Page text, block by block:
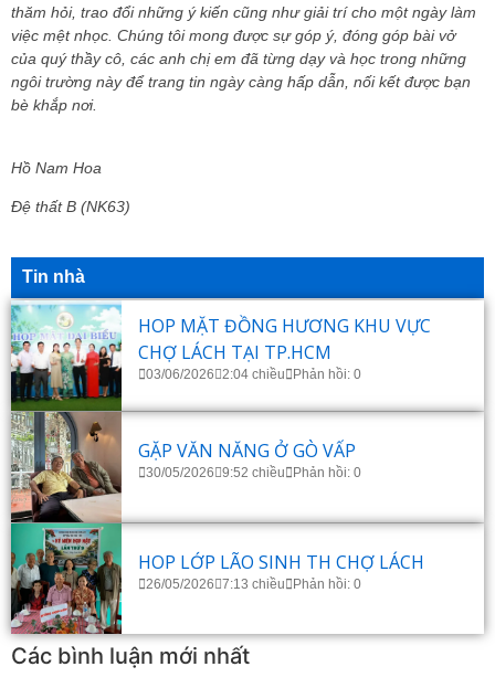
thăm hỏi, trao đổi những ý kiến cũng như giải trí cho một ngày làm
việc mệt nhọc. Chúng tôi mong được sự góp ý, đóng góp bài vở
của quý thầy cô, các anh chị em đã từng dạy và học trong những
ngôi trường này để trang tin ngày càng hấp dẫn, nối kết được bạn
bè khắp nơi.
Hồ Nam Hoa
Đệ thất B (NK63)
Tin nhà
HOP MẶT ĐỒNG HƯƠNG KHU VỰC
CHỢ LÁCH TẠI TP.HCM
03/06/2026 2:04 chiều Phản hồi: 0
GẶP VĂN NĂNG Ở GÒ VẤP
30/05/2026 9:52 chiều Phản hồi: 0
HOP LỚP LÃO SINH TH CHỢ LÁCH
26/05/2026 7:13 chiều Phản hồi: 0
Các bình luận mới nhất